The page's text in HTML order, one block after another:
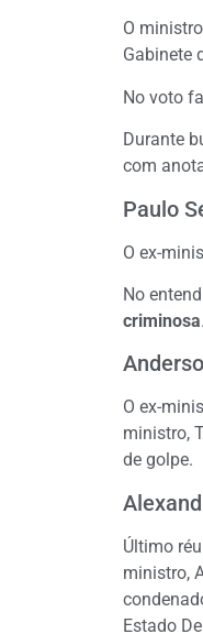
O
Gabinete
No voto
Durante
com
Paulo
O ex-
No
criminosa.
O ex-
ministro,
de golpe.
Último
ministro,
Estado